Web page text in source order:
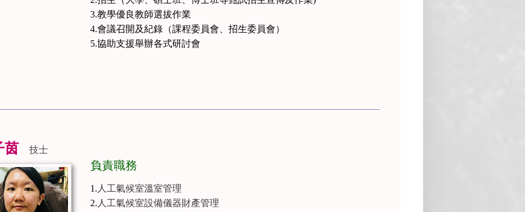
3.教學優良教師選拔作業
4.會議召開及紀錄（課程委員會、招生委員會）
5.協助支援舉辦各式研討會
茵 技士
負責職務
1. 人工氣候室溫室管理
2. 人工氣候室設備儀器財產管理